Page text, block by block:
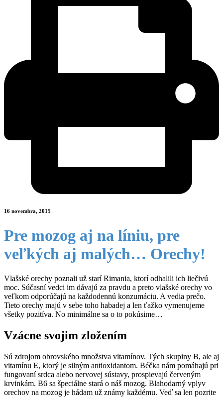
16 novembra, 2015
Pre mozog aj na líniu, pre
veľkých aj malých… Orechy!
Vlašské orechy poznali už starí Rimania, ktorí odhalili ich liečivú
moc. Súčasní vedci im dávajú za pravdu a preto vlašské orechy vo
veľkom odporúčajú na každodennú konzumáciu. A vedia prečo.
Tieto orechy majú v sebe toho habadej a len ťažko vymenujeme
všetky pozitíva. No minimálne sa o to pokúsime…
Vzácne svojim zložením
Sú zdrojom obrovského množstva vitamínov. Tých skupiny B, ale aj
vitamínu E, ktorý je silným antioxidantom. Béčka nám pomáhajú pri
fungovaní srdca alebo nervovej sústavy, prospievajú červeným
krvinkám. B6 sa špeciálne stará o náš mozog. Blahodarný vplyv
orechov na mozog je hádam už známy každému. Veď sa len pozrite